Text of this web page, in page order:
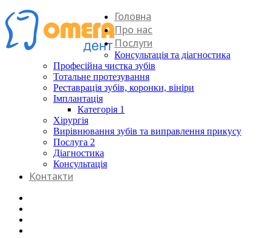
Головна
Про нас
Послуги
Консультація та діагностика
Професійна чистка зубів
Тотальне протезування
Реставрація зубів, коронки, вініри
Імплантація
Категорія 1
Хірургія
Вирівнювання зубів та виправлення прикусу
Послуга 2
Діагностика
Консультація
Контакти